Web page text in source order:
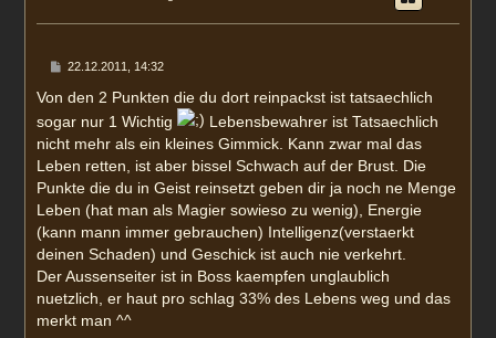
B
r
a
g
22.12.2011, 14:32
Von den 2 Punkten die du dort reinpackst ist tatsaechlich
sogar nur 1 Wichtig
Lebensbewahrer ist Tatsaechlich
nicht mehr als ein kleines Gimmick. Kann zwar mal das
Leben retten, ist aber bissel Schwach auf der Brust. Die
Punkte die du in Geist reinsetzt geben dir ja noch ne Menge
Leben (hat man als Magier sowieso zu wenig), Energie
(kann mann immer gebrauchen) Intelligenz(verstaerkt
deinen Schaden) und Geschick ist auch nie verkehrt.
Der Aussenseiter ist in Boss kaempfen unglaublich
nuetzlich, er haut pro schlag 33% des Lebens weg und das
merkt man ^^